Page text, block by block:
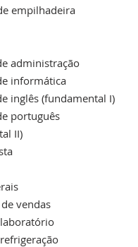
empilhadeira
administração
informática
inglês (fundamental I)
português
II)
vendas